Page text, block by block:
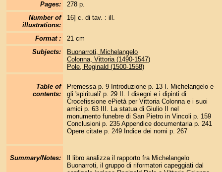
Pages:
278 p.
Number of
illustrations:
16] c. di tav. : ill.
Format :
21 cm
Subjects:
Buonarroti, Michelangelo
Colonna, Vittoria (1490-1547)
Pole, Reginald (1500-1558)
Table of
contents:
Premessa p. 9 Introduzione p. 13 I. Michelangelo e
gli 'spirituali' p. 29 II. I disegni e i dipinti di
Crocefissione ePietà per Vittoria Colonna e i suoi
amici p. 63 III. La statua di Giulio II nel
monumento funebre di San Pietro in Vincoli p. 159
Conclusioni p. 235 Appendice documentaria p. 241
Opere citate p. 249 Indice dei nomi p. 267
Summary/Notes:
Il libro analizza il rapporto fra Michelangelo
Buonarroti, il gruppo di riformatori capeggiati dal